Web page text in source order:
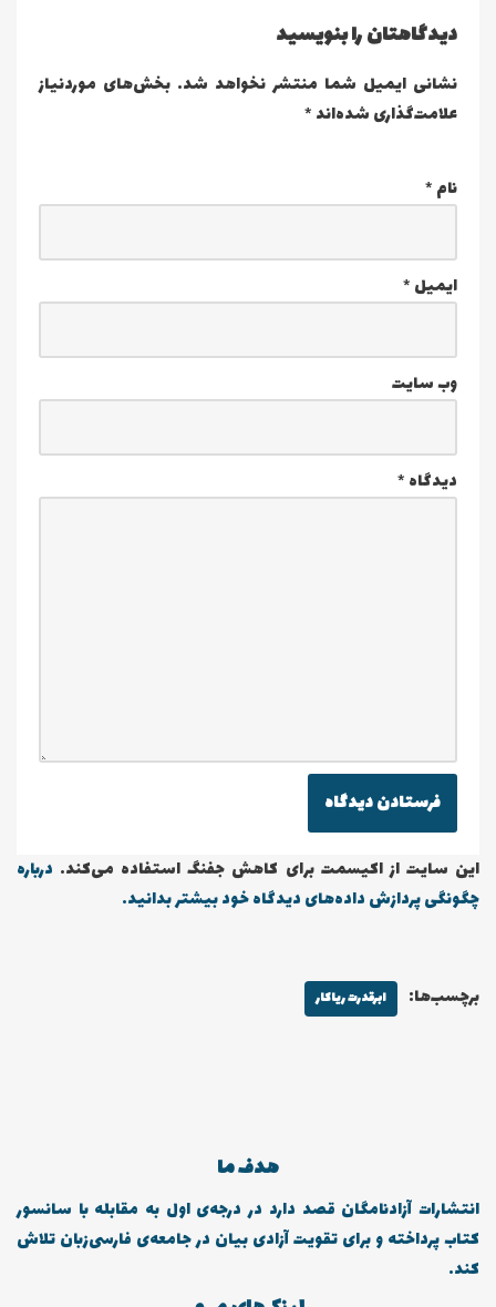
دیدگاهتان را بنویسید
نشانی ایمیل شما منتشر نخواهد شد. بخش‌های موردنیاز
علامت‌گذاری شده‌اند*
نام*
ایمیل*
وب‌ سایت
دیدگاه*
این سایت از اکیسمت برای کاهش جفنگ استفاده می‌کند. درباره
چگونگی پردازش داده‌های دیدگاه خود بیشتر بدانید.
برچسب‌ها: ابرقدرت ریاکار
هدف ما
انتشارات آزادنامگان قصد دارد در درجه‌ی اول به مقابله با سانسور
کتاب پرداخته و برای تقویت آزادی بیان در جامعه‌ی فارسی‌زبان تلاش
کند.